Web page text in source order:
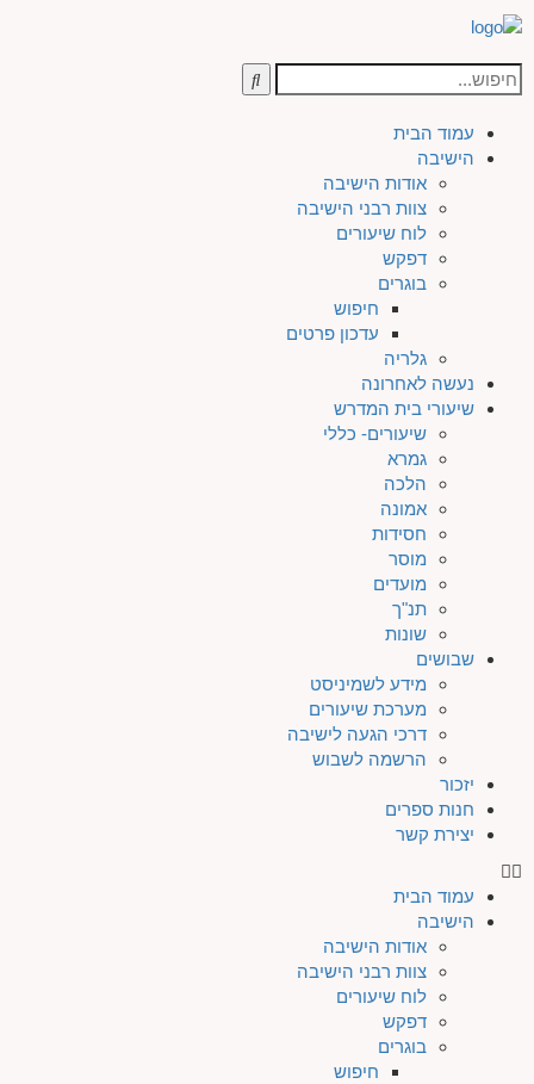
עמוד הבית
הישיבה
אודות הישיבה
צוות רבני הישיבה
לוח שיעורים
דפקש
בוגרים
חיפוש
עדכון פרטים
גלריה
נעשה לאחרונה
שיעורי בית המדרש
שיעורים- כללי
גמרא
הלכה
אמונה
חסידות
מוסר
מועדים
תנ"ך
שונות
שבושים
מידע לשמיניסט
מערכת שיעורים
דרכי הגעה לישיבה
הרשמה לשבוש
יזכור
חנות ספרים
יצירת קשר
עמוד הבית
הישיבה
אודות הישיבה
צוות רבני הישיבה
לוח שיעורים
דפקש
בוגרים
חיפוש